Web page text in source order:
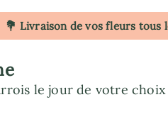
💐 Livraison de vos fleurs tous
le jour de votre choix